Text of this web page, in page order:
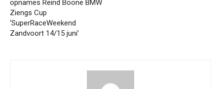
opnames Reind Boone BMW
Ziengs Cup
‘SuperRaceWeekend
Zandvoort 14/15 juni’